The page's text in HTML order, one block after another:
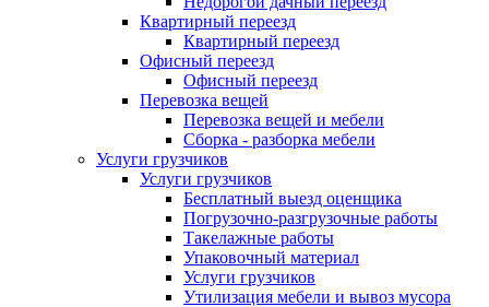
Квартирный переезд
Квартирный переезд
Офисный переезд
Офисный переезд
Перевозка вещей
Перевозка вещей и мебели
Сборка - разборка мебели
Услуги грузчиков
Услуги грузчиков
Бесплатный выезд оценщика
Погрузочно-разгрузочные работы
Такелажные работы
Упаковочный материал
Услуги грузчиков
Утилизация мебели и вывоз мусора